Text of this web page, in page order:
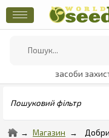
засоби
Пошуковий фільтр
Магазин